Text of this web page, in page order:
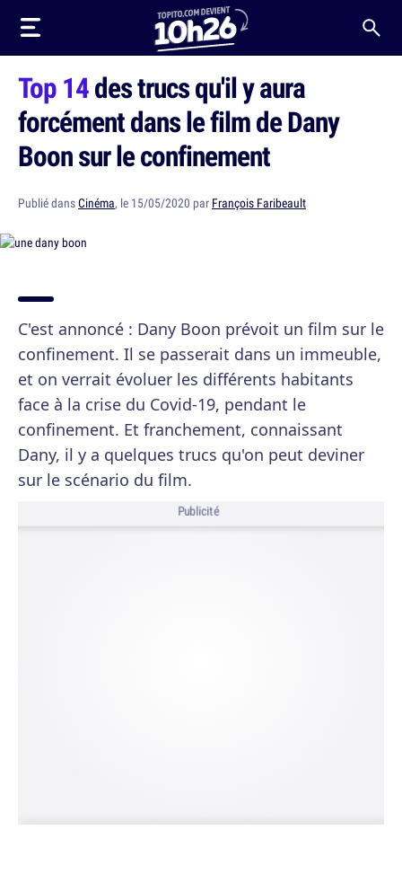
Top 14des trucs qu'il y aura
forcément dans le film de Dany
Boon sur le confinement
Publié dansCinéma, le 15/05/2020 par François Faribeault
C'est annoncé : Dany Boon prévoit un film sur le
confinement. Il se passerait dans un immeuble,
et on verrait évoluer les différents habitants
face à la crise du Covid-19, pendant le
confinement. Et franchement, connaissant
Dany, il y a quelques trucs qu'on peut deviner
sur le scénario du film.
Publicité